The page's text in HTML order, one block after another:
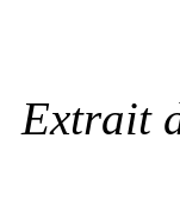
Extrait